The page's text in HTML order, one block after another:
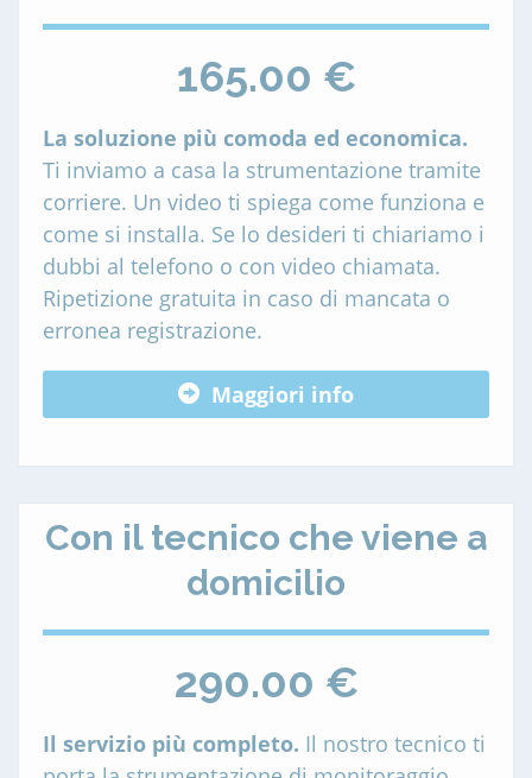
165.00 €
La soluzione più comoda ed economica.
Ti inviamo a casa la strumentazione tramite
corriere. Un video ti spiega come funziona e
come si installa. Se lo desideri ti chiariamo i
dubbi al telefono o con video chiamata.
Ripetizione gratuita in caso di mancata o
erronea registrazione.
Maggiori info
Con il tecnico che viene a
domicilio
290.00 €
Il servizio più completo. Il nostro tecnico ti